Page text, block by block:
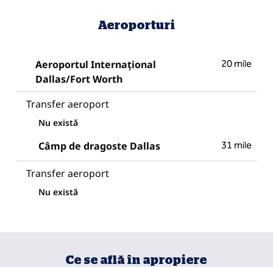
Aeroporturi
Aeroportul Internațional
Dallas/Fort Worth
20 mile
Transfer aeroport
Nu există
Câmp de dragoste Dallas 31 mile
Transfer aeroport
Nu există
Ce se află în apropiere